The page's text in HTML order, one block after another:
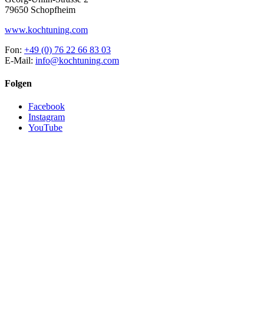
79650 Schopfheim
www.kochtuning.com
Fon: +49 (0) 76 22 66 83 03
E-Mail: info@kochtuning.com
Folgen
Facebook
Instagram
YouTube